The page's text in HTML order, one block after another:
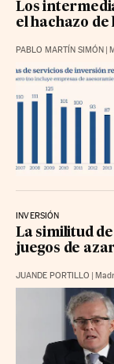
Los
el hachazo de
PABLO MARTÍN SIMÓN
INVERSIÓN
La similitud
juegos de
JUANDE PORTILLO